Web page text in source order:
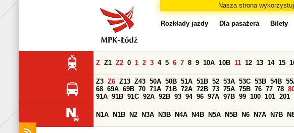
Nasza strona
Rozkłady jazdy Dla pasażera Bilety
Z Z1 Z2 0 1 2 3 4 5 6 7 8 9 10A 10B 11 12 13 14 15
Z3 Z6 Z13 Z43 50A 50B 51A 51B 52 53A 53C 53B 54B
68 69A 69B 70 71A 71B 72A 72B 73 75A 75B 76 77 78
91A 91B 91C 92A 92B 93 94 96 97A 97B 99 100 101 201
N1A N1B N2 N3A N3B N4A N4B N5A N5B N6 N7A N7B